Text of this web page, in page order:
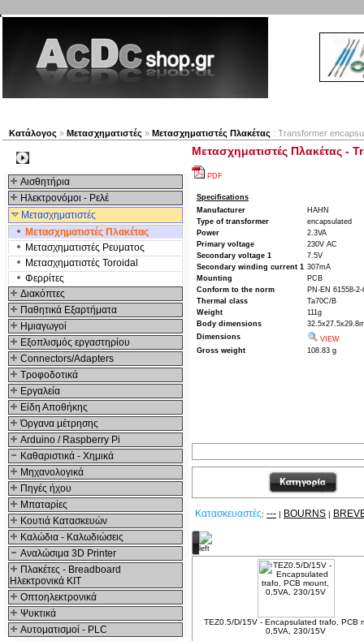
Κατάλογος » Μετασχηματιστές » Μετασχηματιστές Πλακέτας : Transformer
Αισθητήρια
Ηλεκτρονόμοι - Ρελέ
Μετασχηματιστές
Μετασχηματιστές Πλακέτας
Μετασχηματιστές Ρευματος
Μετασχηματιστές Toroidal
Φερρίτες
Διακόπτες
Παθητικά Εξαρτήματα
Hμιαγωγοί
Εξοπλισμός εργαστηρίου
Connectors/Adapters
Τροφοδοτικά
Εργαλεία
Είδη Αποθήκης
Όργανα μέτρησης
Arduino / Raspberry Pi
Καθαριστικά - Χημικά
Μηχανολογικά
Πηγές ήχου
Μπαταρίες
Κουτιά Κατασκευών
Καλώδια - Καλωδιώσεις
Αναλώσιμα 3D Printer
Πλακέτες - Breadboard
Ηλεκτρονικά ΚΙΤ
Οπτοηλεκτρονικά
Ψυκτικά
Αυτοματισμοί - PLC
Μετασχηματιστές Πλακέτας -
PDF
Specifications
Manufacturer
HAHN
Type of transformer
encapsulated
Power
2.3VA
Primary voltage
230V AC
Secondary voltage 1
7.5V
Secondary winding current 1 307mA
Mounting
PCB
Conform to the norm
PN-EN 61558-
Thermal class
Ta70C/B
Weight
111g
Body dimensions
Dimensions
VIEW
Gross weight
108.83 g
Κατασκευαστές: --- | BOURNS |
TEZ0.5/D/15V - Encapsulated trafo, PCB
0,5VA, 230/15V